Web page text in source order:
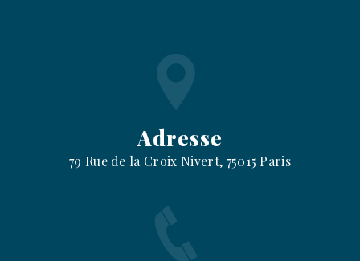
Adresse
79 Rue de la Croix Nivert, 75015 Paris